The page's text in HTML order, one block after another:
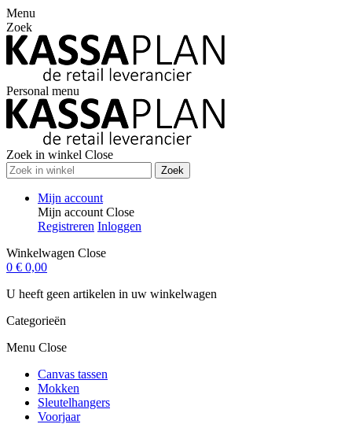
Menu
Zoek
Personal menu
Zoek in winkel Close
Zoek
Mijn account
Mijn account Close
Registreren Inloggen
Winkelwagen Close
0 € 0,00
U heeft geen artikelen in uw winkelwagen
Categorieën
Menu Close
Canvas tassen
Mokken
Sleutelhangers
Voorjaar